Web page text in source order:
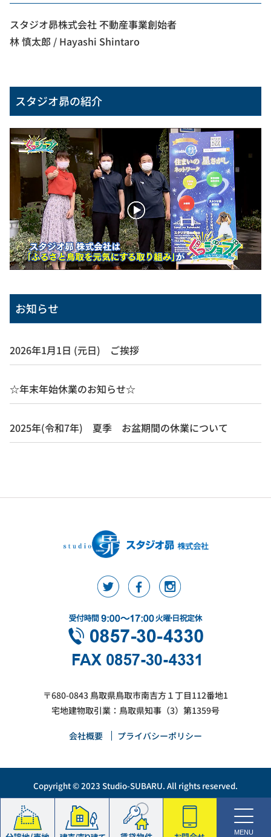
MENU
スタジオ昴株式会社 不動産事業創始者
林 慎太郎 / Hayashi Shintaro
スタジオ昴の紹介
お知らせ
2026年1月1日 (元日) ご挨拶
☆年末年始休業のお知らせ☆
2025年(令和7年) 夏季 お盆期間の休業について
〒680-0843 鳥取県鳥取市南吉方１丁目112番地1
宅地建物取引業：鳥取県知事（3）第1359号
会社概要 プライバシーポリシー
Copyright © 2023 Studio-SUBARU. All rights reserved.